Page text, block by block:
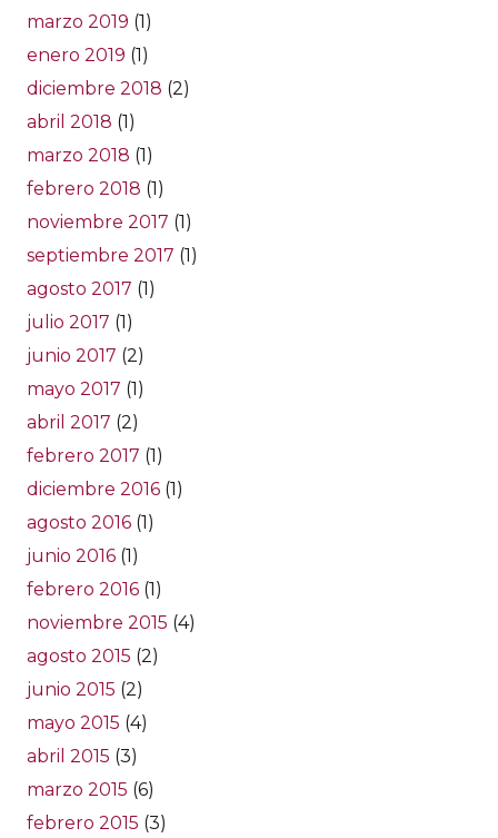
marzo 2019 (1)
enero 2019 (1)
diciembre 2018 (2)
abril 2018 (1)
marzo 2018 (1)
febrero 2018 (1)
noviembre 2017 (1)
septiembre 2017 (1)
agosto 2017 (1)
julio 2017 (1)
junio 2017 (2)
mayo 2017 (1)
abril 2017 (2)
febrero 2017 (1)
diciembre 2016 (1)
agosto 2016 (1)
junio 2016 (1)
febrero 2016 (1)
noviembre 2015 (4)
agosto 2015 (2)
junio 2015 (2)
mayo 2015 (4)
abril 2015 (3)
marzo 2015 (6)
febrero 2015 (3)